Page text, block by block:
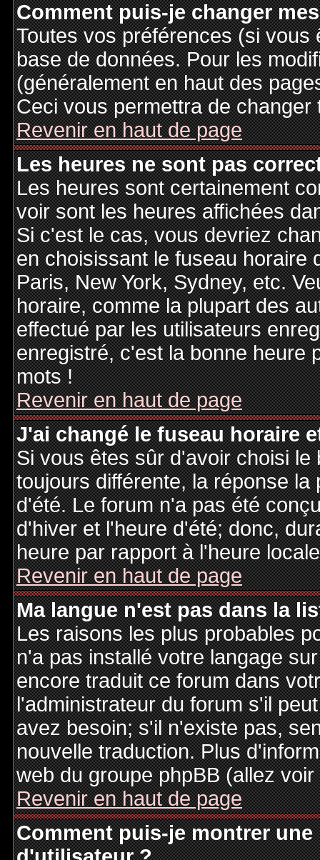
Comment puis-je changer
Toutes vos préférences (si
base de données. Pour les
(généralement en haut des
Ceci vous permettra de
Revenir en haut de page
Les heures ne sont pas
Les heures sont certainement
voir sont les heures affichées
Si c'est le cas, vous devriez
en choisissant le fuseau horaire
Paris, New York, Sydney, etc.
horaire, comme la plupart des
effectué par les utilisateurs
enregistré, c'est la bonne heure
mots !
Revenir en haut de page
J'ai changé le fuseau horaire
Si vous êtes sûr d'avoir choisi
toujours différente, la réponse
d'été. Le forum n'a pas été
d'hiver et l'heure d'été; donc,
heure par rapport à l'heure
Revenir en haut de page
Ma langue n'est pas dans la
Les raisons les plus probables
n'a pas installé votre langage
encore traduit ce forum dans
l'administrateur du forum s'il
avez besoin; s'il n'existe pas,
nouvelle traduction. Plus
web du groupe phpBB (allez
Revenir en haut de page
Comment puis-je montrer